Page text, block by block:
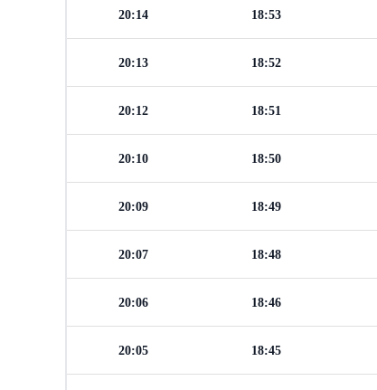
18:53
20:14
18:52
20:13
18:51
20:12
18:50
20:10
18:49
20:09
18:48
20:07
18:46
20:06
18:45
20:05